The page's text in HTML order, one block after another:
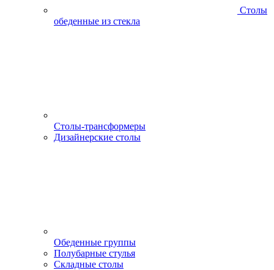
Столы
обеденные из стекла
Столы-трансформеры
Дизайнерские столы
Обеденные группы
Полубарные стулья
Складные столы